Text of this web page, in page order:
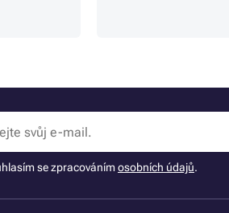
se zpracovánímosobních údajů.